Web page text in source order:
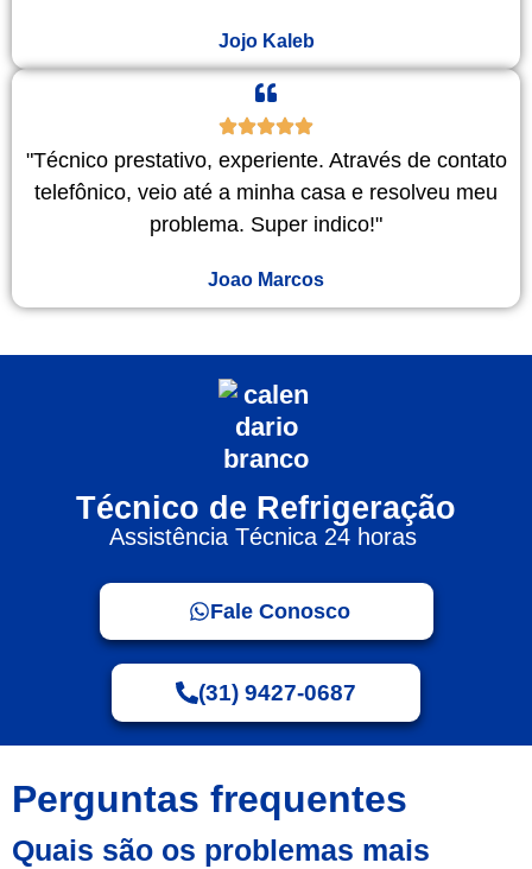
Jojo Kaleb
"Técnico prestativo, experiente. Através de contato
telefônico, veio até a minha casa e resolveu meu
problema. Super indico!"
Joao Marcos
Técnico de Refrigeração
Assistência Técnica 24 horas
Fale Conosco
(31) 9427-0687
Perguntas frequentes
Quais são os problemas mais